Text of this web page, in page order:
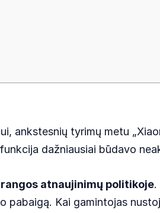
ankstesnių tyrimų metu
dažniausiai būdavo
atnaujinimų politikoje.
pabaigą. Kai gamintojas